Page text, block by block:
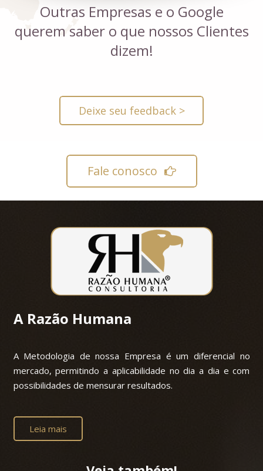
Outras Empresas e o Google
querem saber o que nossos Clientes
dizem!
Deixe seu feedback >
Fale conosco
A Razão Humana
A Metodologia de nossa Empresa é um diferencial no
mercado, permitindo a aplicabilidade no dia a dia e com
possibilidades de mensurar resultados.
Leia mais